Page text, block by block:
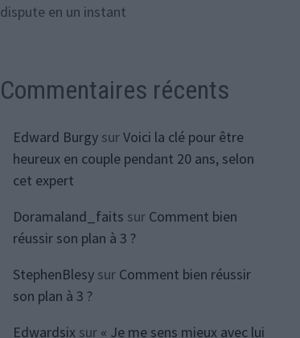
dispute en un instant
Commentaires récents
Edward BurgysurVoici la clé pour être
heureux en couple pendant 20 ans, selon
cet expert
Doramaland_faits sur Comment bien
réussir son plan à 3 ?
StephenBlesysur Comment bien réussir
son plan à 3 ?
Edwardsixsur « Je me sens mieux avec lui